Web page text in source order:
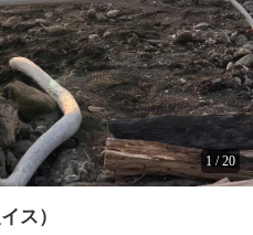
1 /20
ス）